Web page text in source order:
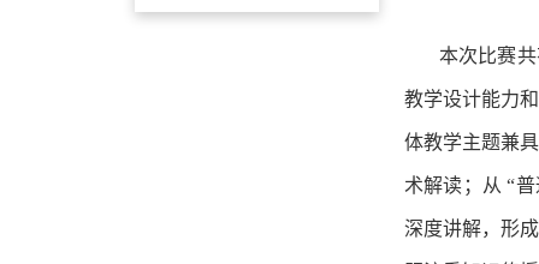
本次比赛
教学设计能力
体教学主题兼
术解读；从 “
深度讲解，形